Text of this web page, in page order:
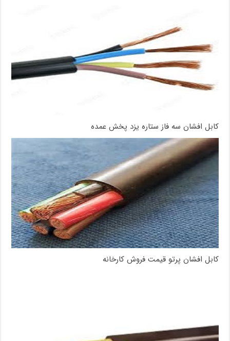
کابل افشان سه فاز ستاره یزد پخش عمده
کابل افشان پرتو قیمت فروش کارخانه